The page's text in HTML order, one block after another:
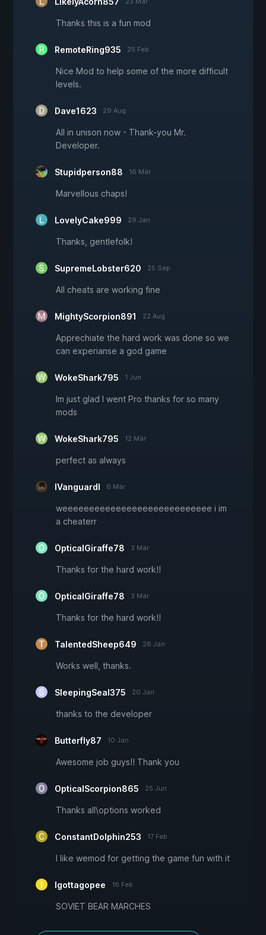
Thanks this is a fun mod
RemoteRing935 25 Feb
Nice Mod to help some of the more difficult
levels.
Dave1623 29 Aug
All in unison now - Thank-you Mr.
Developer.
Stupidperson88 16 Mär
Marvellous chaps!
LovelyCake999 29 Jan
Thanks, gentlefolk!
SupremeLobster620 25 Sep
All cheats are working fine
MightyScorpion891 22 Aug
Apprechiate the hard work was done so we
can experianse a god game
WokeShark795 1 Jun
Im just glad I went Pro thanks for so many
mods
WokeShark795 12 Mär
perfect as always
lVanguardl 6 Mär
weeeeeeeeeeeeeeeeeeeeeeeeeeee i im
a cheaterr
OpticalGiraffe78 3 Mär
Thanks for the hard work!!
OpticalGiraffe78 3 Mär
Thanks for the hard work!!
TalentedSheep649 28 Jan
Works well, thanks.
SleepingSeal375 20 Jan
thanks to the developer
Butterfly87 10 Jan
Awesome job guys!! Thank you
OpticalScorpion865 25 Jun
Thanks all\options worked
ConstantDolphin253 17 Feb
I like wemod for getting the game fun with it
Igottagopee 16 Feb
SOVIET BEAR MARCHES